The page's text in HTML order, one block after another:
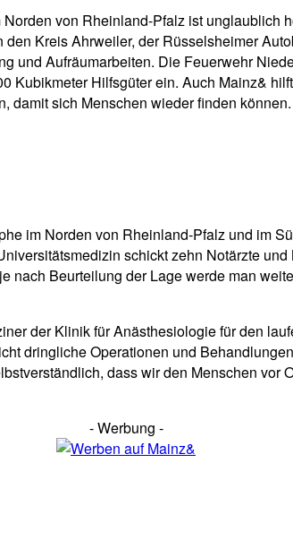
von Rheinland-Pfalz ist
Kreis Ahrweiler, der Rüsselsheimer
und Aufräumarbeiten. Die Feuerwehr
Hilfsgüter ein. Auch Mainz&
damit sich Menschen wieder finden können.
im Norden von Rheinland-Pfalz und im
schickt zehn Notärzte
Beurteilung der Lage werde man
der Klinik für Anästhesiologie für den
dringliche Operationen und
dass wir den Menschen vor
- Werbung -